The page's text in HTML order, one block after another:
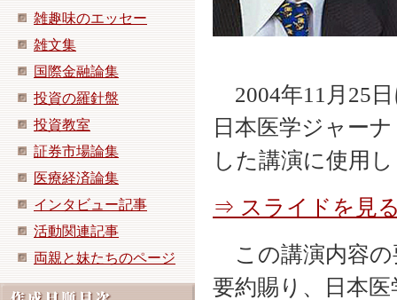
雑趣味のエッセー
雑文集
国際金融論集
投資の羅針盤
投資教室
証券市場論集
医療経済論集
インタビュー記事
活動関連記事
両親と妹たちのページ
2004年11月25
日本医学ジャー
した講演に使用
⇒ スライドを見
この講演内容の
要約賜り、日本